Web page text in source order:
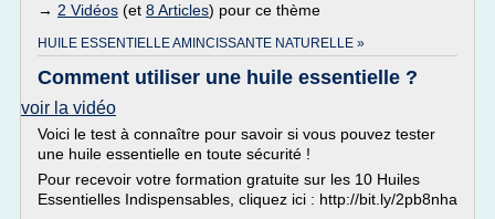
→ 2 Vidéos (et 8 Articles) pour ce thème
HUILE ESSENTIELLE AMINCISSANTE NATURELLE »
Comment utiliser une huile essentielle ?
voir la vidéo
Voici le test à connaître pour savoir si vous pouvez tester
une huile essentielle en toute sécurité !
Pour recevoir votre formation gratuite sur les 10 Huiles
Essentielles Indispensables, cliquez ici : http://bit.ly/2pb8nha